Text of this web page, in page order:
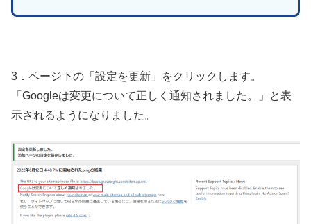
3．ページ下の「設定を更新」をクリックします。
「Googleは変更について正しく通知されました。」と表
示されるようになりました。